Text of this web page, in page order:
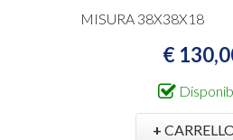
MISURA 38X38X18
€
+